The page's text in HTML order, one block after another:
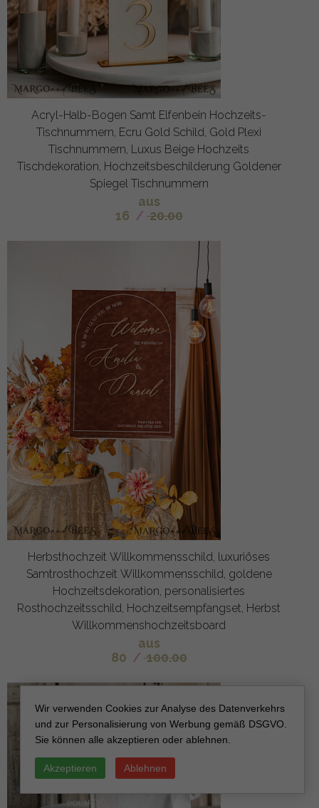
Acryl-Halb-Bogen Samt Elfenbein Hochzeits-
Tischnummern, Ecru Gold Schild, Gold Plexi
Tischnummern, Luxus Beige Hochzeits
Tischdekoration, Hochzeitsbeschilderung Goldener
Spiegel Tischnummern
aus
16 / 20.00
Herbsthochzeit Willkommensschild, luxuriöses
Samtrosthochzeit Willkommensschild, goldene
Hochzeitsdekoration, personalisiertes
Rosthochzeitsschild, Hochzeitsempfangset, Herbst
Willkommenshochzeitsboard
aus
80 / 100.00
Wir verwenden Cookies zur Analyse des Datenverkehrs
und zur Personalisierung von Werbung gemäß DSGVO.
Sie können alle akzeptieren oder ablehnen.
Akzeptieren Ablehnen